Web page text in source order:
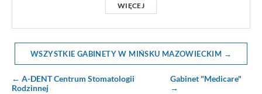
WIĘCEJ
WSZYSTKIE GABINETY W MIŃSKU MAZOWIECKIM →
← A-DENT Centrum Stomatologii
Rodzinnej
Gabinet "Medicare"
→